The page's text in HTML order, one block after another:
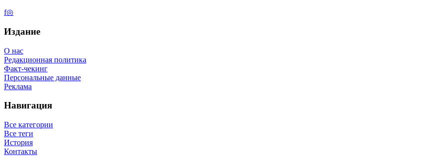
f◎
Издание
О нас
Редакционная политика
Факт-чекинг
Персональные данные
Реклама
Навигация
Все категории
Все теги
История
Контакты